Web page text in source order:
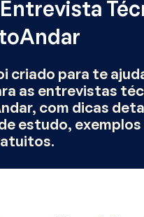
criado para te
as entrevistas
com dicas
estudo, exemplos